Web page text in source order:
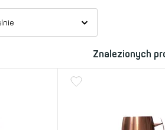
Znalezionych